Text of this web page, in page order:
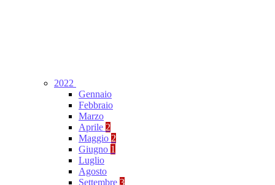
2022
Gennaio
Febbraio
Marzo
Aprile 2
Maggio 2
Giugno 1
Luglio
Agosto
Settembre 3